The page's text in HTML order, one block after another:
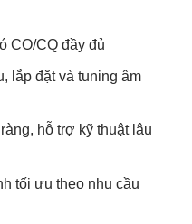
CO/CQ đầy đủ
lắp đặt và tuning âm
hỗ trợ kỹ thuật lâu
tối ưu theo nhu cầu